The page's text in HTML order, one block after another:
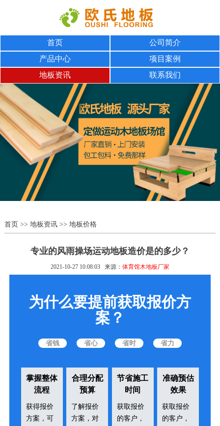
首页
公司简介
产品中心
项目案例
地板资讯
联系我们
首页>> 地板资讯>> 地板价格
专业的风雨操场运动地板造价是的多少？
2021-10-27 10:08:03 来源： 体育馆木地板厂家
为什么要提前获取报价方
案？
省钱 省心 省时 省力
掌握整体
流程
获得报价
方案，可
合理分配
预算
了解报价
方案，对
节省施工
时间
获取报价
的客户，
准确预估
效果
获取报价
的客户，